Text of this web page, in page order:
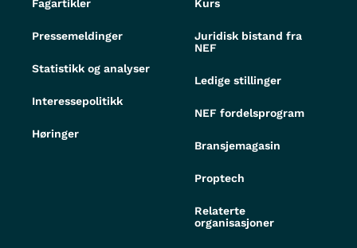
Fagartikler
Pressemeldinger
Statistikk og analyser
Interessepolitikk
Høringer
Kurs
Juridisk bistand fra
NEF
Ledige stillinger
NEF fordelsprogram
Bransjemagasin
Proptech
Relaterte
organisasjoner